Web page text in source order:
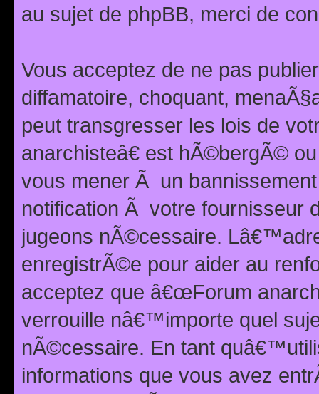
au sujet de phpBB, merci de
Vous acceptez de ne pas
diffamatoire, choquant,
peut transgresser les lois de
anarchisteâ€ est hÃ©bergÃ©
vous mener Ã un
notification Ã votre fournisseur
jugeons nÃ©cessaire.
enregistrÃ©e pour aider au
acceptez que â€œForum
verrouille nâ€™importe quel
nÃ©cessaire. En tant
informations que vous avez